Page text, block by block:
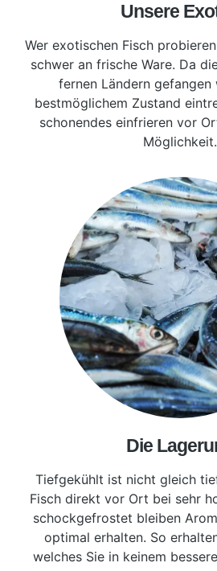
Unsere
Wer exotischen Fisch
schwer an frische Ware. Da
fernen Ländern gefangen
bestmöglichem Zustand
schonendes einfrieren vor
Möglichkeit.
Die
Tiefgekühlt ist nicht gleich
Fisch direkt vor Ort bei sehr
schockgefrostet bleiben
optimal erhalten. So
welches Sie in keinem